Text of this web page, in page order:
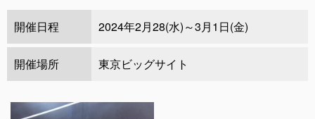
開催日程 2024年2月28(水)～3月1日(金)
開催場所 東京ビッグサイト